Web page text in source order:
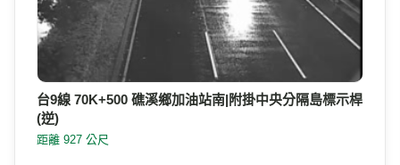
台9線 70K+500 礁溪鄉加油站南|附掛中央分隔島標示桿
(逆)
距離 927 公尺